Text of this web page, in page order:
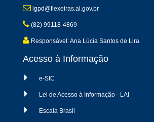
lgpd@flexeiras.al.gov.br
(82) 99118-4869
Responsável: Ana Lúcia Santos de Lira
Acesso à Informação
e-SIC
Lei de Acesso à Informação - LAI
Escala Brasil